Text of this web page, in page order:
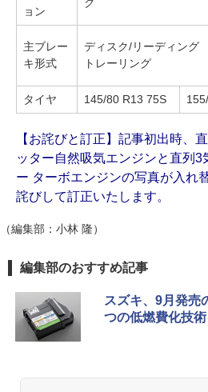
ョン
主ブレー
キ形式
ディスク/リーディング
トレーリング
タイヤ 145/80 R13 75S
【お詫びと訂正】記事初出時、
ッター自然吸気エンジンと直列3
ー ターボエンジンの写真が入れ
詫びして訂正いたします。
（編集部：小林 隆）
編集部のおすすめ記事
スズキ、9月発売
つの低燃費化技